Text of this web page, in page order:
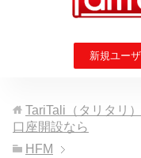
新規ユー
TariTali（タリタリ
口座開設なら
HFM